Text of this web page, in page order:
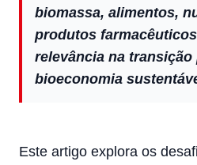
biomassa, alimentos,
produtos
relevância na transição
bioeconomia
Este artigo explora os